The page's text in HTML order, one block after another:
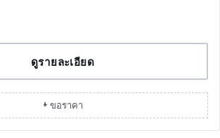
ดูรายละเอียด
+ ขอราคา